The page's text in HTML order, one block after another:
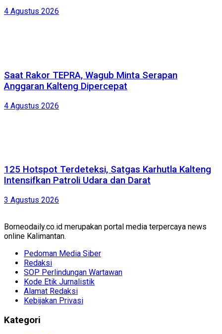
4 Agustus 2026
Saat Rakor TEPRA, Wagub Minta Serapan
Anggaran Kalteng Dipercepat
4 Agustus 2026
125 Hotspot Terdeteksi, Satgas Karhutla Kalteng
Intensifkan Patroli Udara dan Darat
3 Agustus 2026
Borneodaily.co.id merupakan portal media terpercaya news
online Kalimantan.
Pedoman Media Siber
Redaksi
SOP Perlindungan Wartawan
Kode Etik Jurnalistik
Alamat Redaksi
Kebijakan Privasi
Kategori